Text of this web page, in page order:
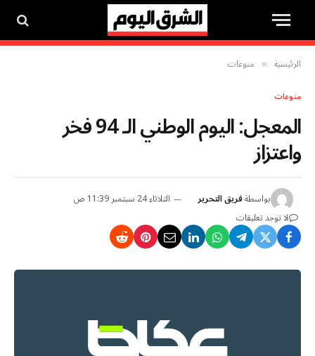
الرئيسية » منوعات
منوعات
المعجل: اليوم الوطني الـ 94 فخر
واعتزاز
بواسطةفريق التحرير
الثلاثاء 24 سبتمبر 11:39 ص
لا توجد تعليقات